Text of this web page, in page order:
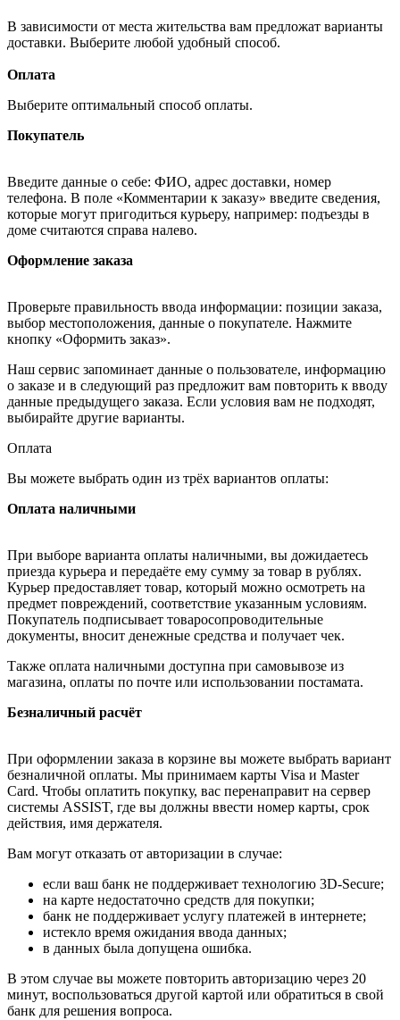
В зависимости от места жительства вам предложат варианты
доставки. Выберите любой удобный способ.
Оплата
Выберите оптимальный способ оплаты.
Покупатель
Введите данные о себе: ФИО, адрес доставки, номер
телефона. В поле «Комментарии к заказу» введите сведения,
которые могут пригодиться курьеру, например: подъезды в
доме считаются справа налево.
Оформление заказа
Проверьте правильность ввода информации: позиции заказа,
выбор местоположения, данные о покупателе. Нажмите
кнопку «Оформить заказ».
Наш сервис запоминает данные о пользователе, информацию
о заказе и в следующий раз предложит вам повторить к вводу
данные предыдущего заказа. Если условия вам не подходят,
выбирайте другие варианты.
Оплата
Вы можете выбрать один из трёх вариантов оплаты:
Оплата наличными
При выборе варианта оплаты наличными, вы дожидаетесь
приезда курьера и передаёте ему сумму за товар в рублях.
Курьер предоставляет товар, который можно осмотреть на
предмет повреждений, соответствие указанным условиям.
Покупатель подписывает товаросопроводительные
документы, вносит денежные средства и получает чек.
Также оплата наличными доступна при самовывозе из
магазина, оплаты по почте или использовании постамата.
Безналичный расчёт
При оформлении заказа в корзине вы можете выбрать вариант
безналичной оплаты. Мы принимаем карты Visa и Master
Card. Чтобы оплатить покупку, вас перенаправит на сервер
системы ASSIST, где вы должны ввести номер карты, срок
действия, имя держателя.
Вам могут отказать от авторизации в случае:
если ваш банк не поддерживает технологию 3D-Secure;
на карте недостаточно средств для покупки;
банк не поддерживает услугу платежей в интернете;
истекло время ожидания ввода данных;
в данных была допущена ошибка.
В этом случае вы можете повторить авторизацию через 20
минут, воспользоваться другой картой или обратиться в свой
банк для решения вопроса.